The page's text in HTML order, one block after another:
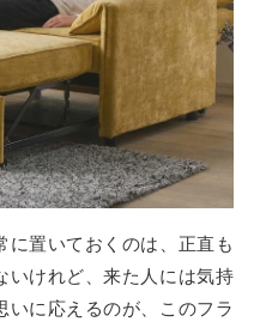
に置いておくのは、正直も
いけれど、来た人には気持
いに応えるのが、このフラ